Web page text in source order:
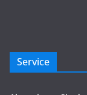
Service